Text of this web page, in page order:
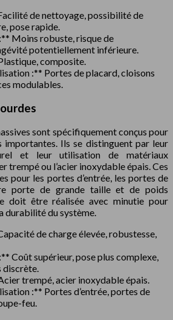
de nettoyage, possibilité de
pose rapide.
Moins robuste, risque de
potentiellement inférieure.
composite.
:** Portes de placard, cloisons
modulables.
sont spécifiquement conçus pour
importantes. Ils se distinguent par leur
et leur utilisation de matériaux
trempé ou l’acier inoxydable épais. Ces
pour les portes d’entrée, les portes de
porte de grande taille et de poids
doit être réalisée avec minutie pour
durabilité du système.
de charge élevée, robustesse,
Coût supérieur, pose plus complexe,
discrète.
trempé, acier inoxydable épais.
:** Portes d’entrée, portes de
feu.